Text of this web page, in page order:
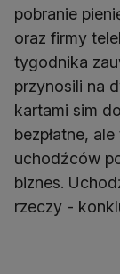
pobranie
oraz firmy
tygodnika
przynosili na
kartami sim
bezpłatne,
uchodźców
biznes.
rzeczy -